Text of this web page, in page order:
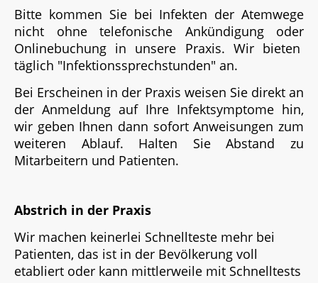
Bitte kommen Sie bei Infekten der Atemwege
nicht ohne telefonische Ankündigung oder
Onlinebuchung in unsere Praxis. Wir bieten
täglich "Infektionssprechstunden" an.
Bei Erscheinen in der Praxis weisen Sie direkt an
der Anmeldung auf Ihre Infektsymptome hin,
wir geben Ihnen dann sofort Anweisungen zum
weiteren Ablauf. Halten Sie Abstand zu
Mitarbeitern und Patienten.
Abstrich in der Praxis
Wir machen keinerlei Schnellteste mehr bei
Patienten, das ist in der Bevölkerung voll
etabliert oder kann mittlerweile mit Schnelltests